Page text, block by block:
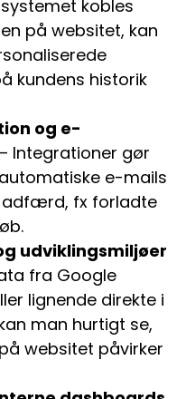
kobles
på websitet, kan
kundens historik
og e-
– Integrationer gør
e-mails
adfærd, fx forladte
udviklingsmiljøer
fra Google
lignende direkte i
man hurtigt se,
websitet påvirker